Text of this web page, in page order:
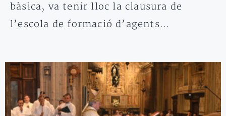
bàsica, va tenir lloc la clausura de
l’escola de formació d’agents…